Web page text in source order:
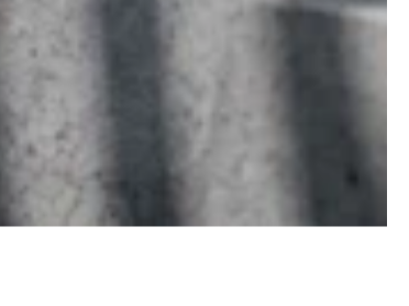
leur barbe en bonne
la peau sous
et à garder la